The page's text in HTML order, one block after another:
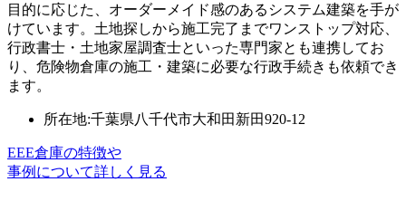
目的に応じた、オーダーメイド感のあるシステム建築を手が
けています。土地探しから施工完了までワンストップ対応、
行政書士・土地家屋調査士といった専門家とも連携してお
り、危険物倉庫の施工・建築に必要な行政手続きも依頼でき
ます。
所在地:千葉県八千代市大和田新田920-12
EEE倉庫の特徴や
事例について詳しく見る